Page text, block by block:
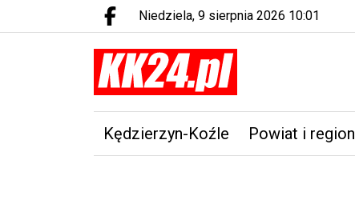
Facebook.com
niedziela, 9 sierpnia 2026 10:01
Kędzierzyn-Koźle Powiat i region